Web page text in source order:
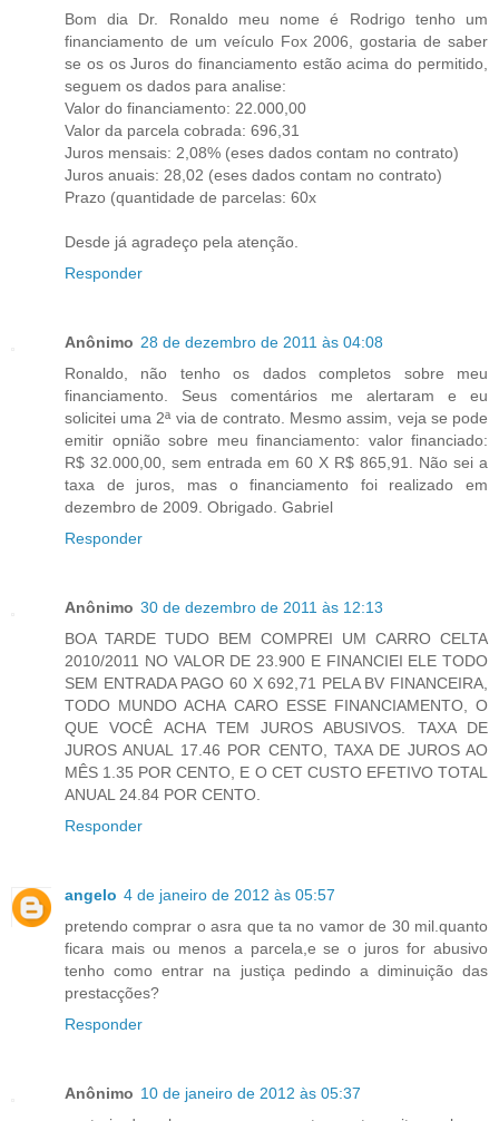
Bom dia Dr. Ronaldo meu nome é Rodrigo tenho um
financiamento de um veículo Fox 2006, gostaria de saber
se os os Juros do financiamento estão acima do permitido,
seguem os dados para analise:
Valor do financiamento: 22.000,00
Valor da parcela cobrada: 696,31
Juros mensais: 2,08% (eses dados contam no contrato)
Juros anuais: 28,02 (eses dados contam no contrato)
Prazo (quantidade de parcelas: 60x
Desde já agradeço pela atenção.
Responder
Anônimo 28 de dezembro de 2011 às 04:08
Ronaldo, não tenho os dados completos sobre meu
financiamento. Seus comentários me alertaram e eu
solicitei uma 2ª via de contrato. Mesmo assim, veja se pode
emitir opnião sobre meu financiamento: valor financiado:
R$ 32.000,00, sem entrada em 60 X R$ 865,91. Não sei a
taxa de juros, mas o financiamento foi realizado em
dezembro de 2009. Obrigado. Gabriel
Responder
Anônimo 30 de dezembro de 2011 às 12:13
BOA TARDE TUDO BEM COMPREI UM CARRO CELTA
2010/2011 NO VALOR DE 23.900 E FINANCIEI ELE TODO
SEM ENTRADA PAGO 60 X 692,71 PELA BV FINANCEIRA,
TODO MUNDO ACHA CARO ESSE FINANCIAMENTO, O
QUE VOCÊ ACHA TEM JUROS ABUSIVOS. TAXA DE
JUROS ANUAL 17.46 POR CENTO, TAXA DE JUROS AO
MÊS 1.35 POR CENTO, E O CET CUSTO EFETIVO TOTAL
ANUAL 24.84 POR CENTO.
Responder
angelo 4 de janeiro de 2012 às 05:57
pretendo comprar o asra que ta no vamor de 30 mil.quanto
ficara mais ou menos a parcela,e se o juros for abusivo
tenho como entrar na justiça pedindo a diminuição das
prestacções?
Responder
Anônimo 10 de janeiro de 2012 às 05:37